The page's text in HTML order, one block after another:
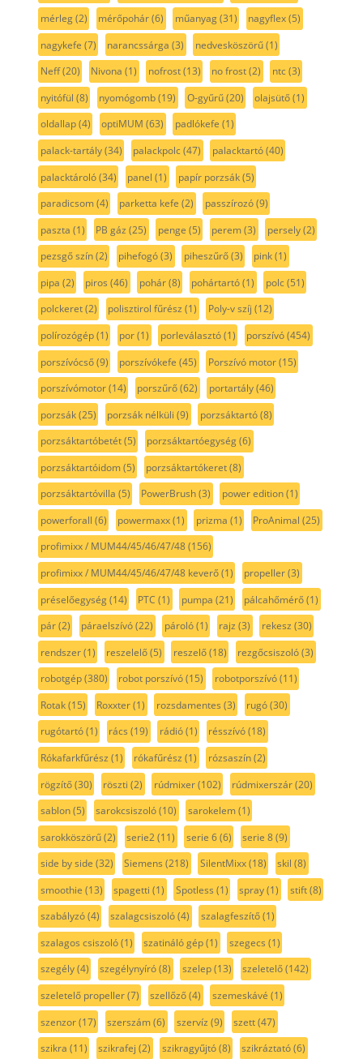
mérleg(2) mérőpohár(6) műanyag(31) nagyflex(5)
nagykefe (7) narancssárga (3) nedvesköszörű(1)
Neff(20) Nivona (1) nofrost(13) no frost(2) ntc(3)
nyitófül (8) nyomógomb(19) O-gyűrű(20) olajsütő(1)
oldallap(4) optiMUM (63) padlókefe (1)
palack-tartály(34) palackpolc(47) palacktartó(40)
palacktároló(34) panel (1) papír porzsák(5)
paradicsom(4) parketta kefe (2) passzírozó(9)
paszta (1) PB gáz (25) penge (5) perem(3) persely(2)
pezsgő szín(2) pihefogó(3) piheszűrő(3) pink(1)
pipa (2) piros (46) pohár(8) pohártartó(1) polc(51)
polckeret(2) polisztirol fűrész (1) Poly-v szíj (12)
polírozógép(1) por(1) porleválasztó(1) porszívó(454)
porszívócső(9) porszívókefe (45) Porszívó motor(15)
porszívómotor(14) porszűrő(62) portartály(46)
porzsák(25) porzsák nélküli (9) porzsáktartó(8)
porzsáktartóbetét(5) porzsáktartóegység(6)
porzsáktartóidom(5) porzsáktartókeret(8)
porzsáktartóvilla (5) PowerBrush(3) power edition(1)
powerforall (6) powermaxx(1) prizma (1) ProAnimal (25)
profimixx / MUM44/45/46/47/48(156)
profimixx / MUM44/45/46/47/48 keverő(1) propeller(3)
préselőegység(14) PTC (1) pumpa (21) pálcahőmérő(1)
pár(2) páraelszívó(22) pároló(1) rajz (3) rekesz (30)
rendszer(1) reszelelő(5) reszelő(18) rezgőcsiszoló(3)
robotgép(380) robot porszívó(15) robotporszívó(11)
Rotak(15) Roxxter(1) rozsdamentes (3) rugó(30)
rugótartó(1) rács (19) rádió(1) résszívó(18)
Rókafarkfűrész (1) rókafűrész (1) rózsaszín(2)
rögzítő(30) röszti (2) rúdmixer(102) rúdmixerszár(20)
sablon(5) sarokcsiszoló(10) sarokelem(1)
sarokköszörű(2) serie2(11) serie 6(6) serie 8(9)
side by side (32) Siemens (218) SilentMixx(18) skil (8)
smoothie (13) spagetti (1) Spotless (1) spray(1) stift(8)
szabályzó(4) szalagcsiszoló(4) szalagfeszítő(1)
szalagos csiszoló(1) szatináló gép(1) szegecs (1)
szegély(4) szegélynyíró(8) szelep(13) szeletelő(142)
szeletelő propeller(7) szellőző(4) szemeskávé (1)
szenzor(17) szerszám(6) szervíz (9) szett(47)
szikra (11) szikrafej (2) szikragyűjtó(8) szikráztató(6)